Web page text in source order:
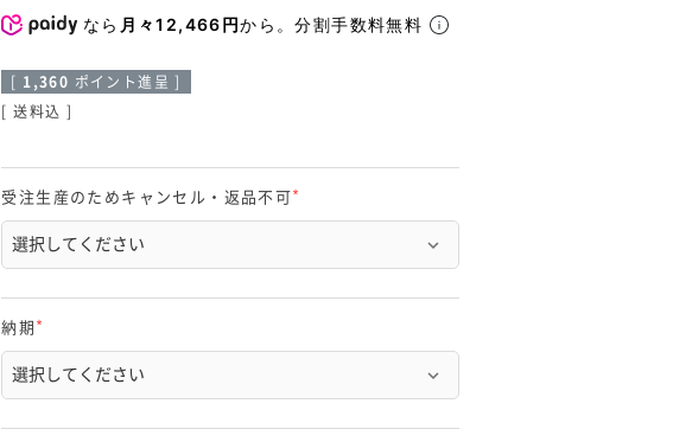
なら 月々12,466円から。分割手数料無料
[ 1,360 ポイント進呈 ]
送料込
受注生産のためキャンセル・返品不可
)
納期
須
)